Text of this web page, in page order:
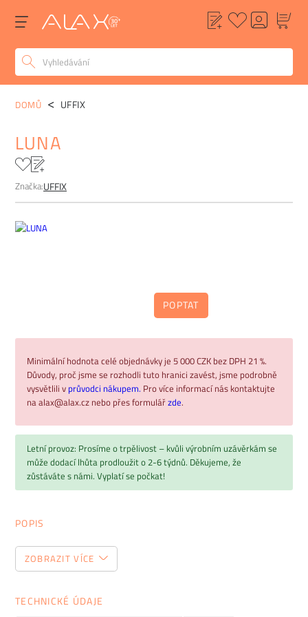
POPIS ALTERNATIVY
DOMŮ UFFIX
LUNA
Značka:UFFIX
POPTAT
Minimální hodnota celé objednávky je 5 000 CZK bez DPH 21 %.
Důvody, proč jsme se rozhodli tuto hranici zavést, jsme podrobně
vysvětlili v průvodci nákupem. Pro více informací nás kontaktujte
na alax@alax.cz nebo přes formulářzde.
Letní provoz: Prosíme o trpělivost – kvůli výrobním uzávěrkám se
může dodací lhůta prodloužit o 2-6 týdnů. Děkujeme, že
zůstáváte s námi. Vyplatí se počkat!
POPIS
Exkluzivní manažerský nábytek LUNA
Pro luxusní kancelářské prostředí
Lunapředstavuje novou generaci nábytku, která vychází ze
ZOBRAZIT VÍCE
TECHNICKÉ ÚDAJE